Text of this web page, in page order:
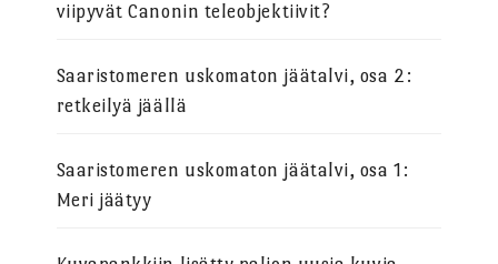
viipyvät Canonin teleobjektiivit?
Saaristomeren uskomaton jäätalvi, osa 2:
retkeilyä jäällä
Saaristomeren uskomaton jäätalvi, osa 1:
Meri jäätyy